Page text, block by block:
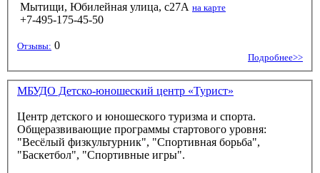
Мытищи, Юбилейная улица, с27А на карте
+7-495-175-45-50
Отзывы: 0
Подробнее>>
МБУДО Детско-юношеский центр «Турист»
Центр детского и юношеского туризма и спорта.
Общеразвивающие программы стартового уровня:
"Весёлый физкультурник", "Спортивная борьба",
"Баскетбол", "Спортивные игры".